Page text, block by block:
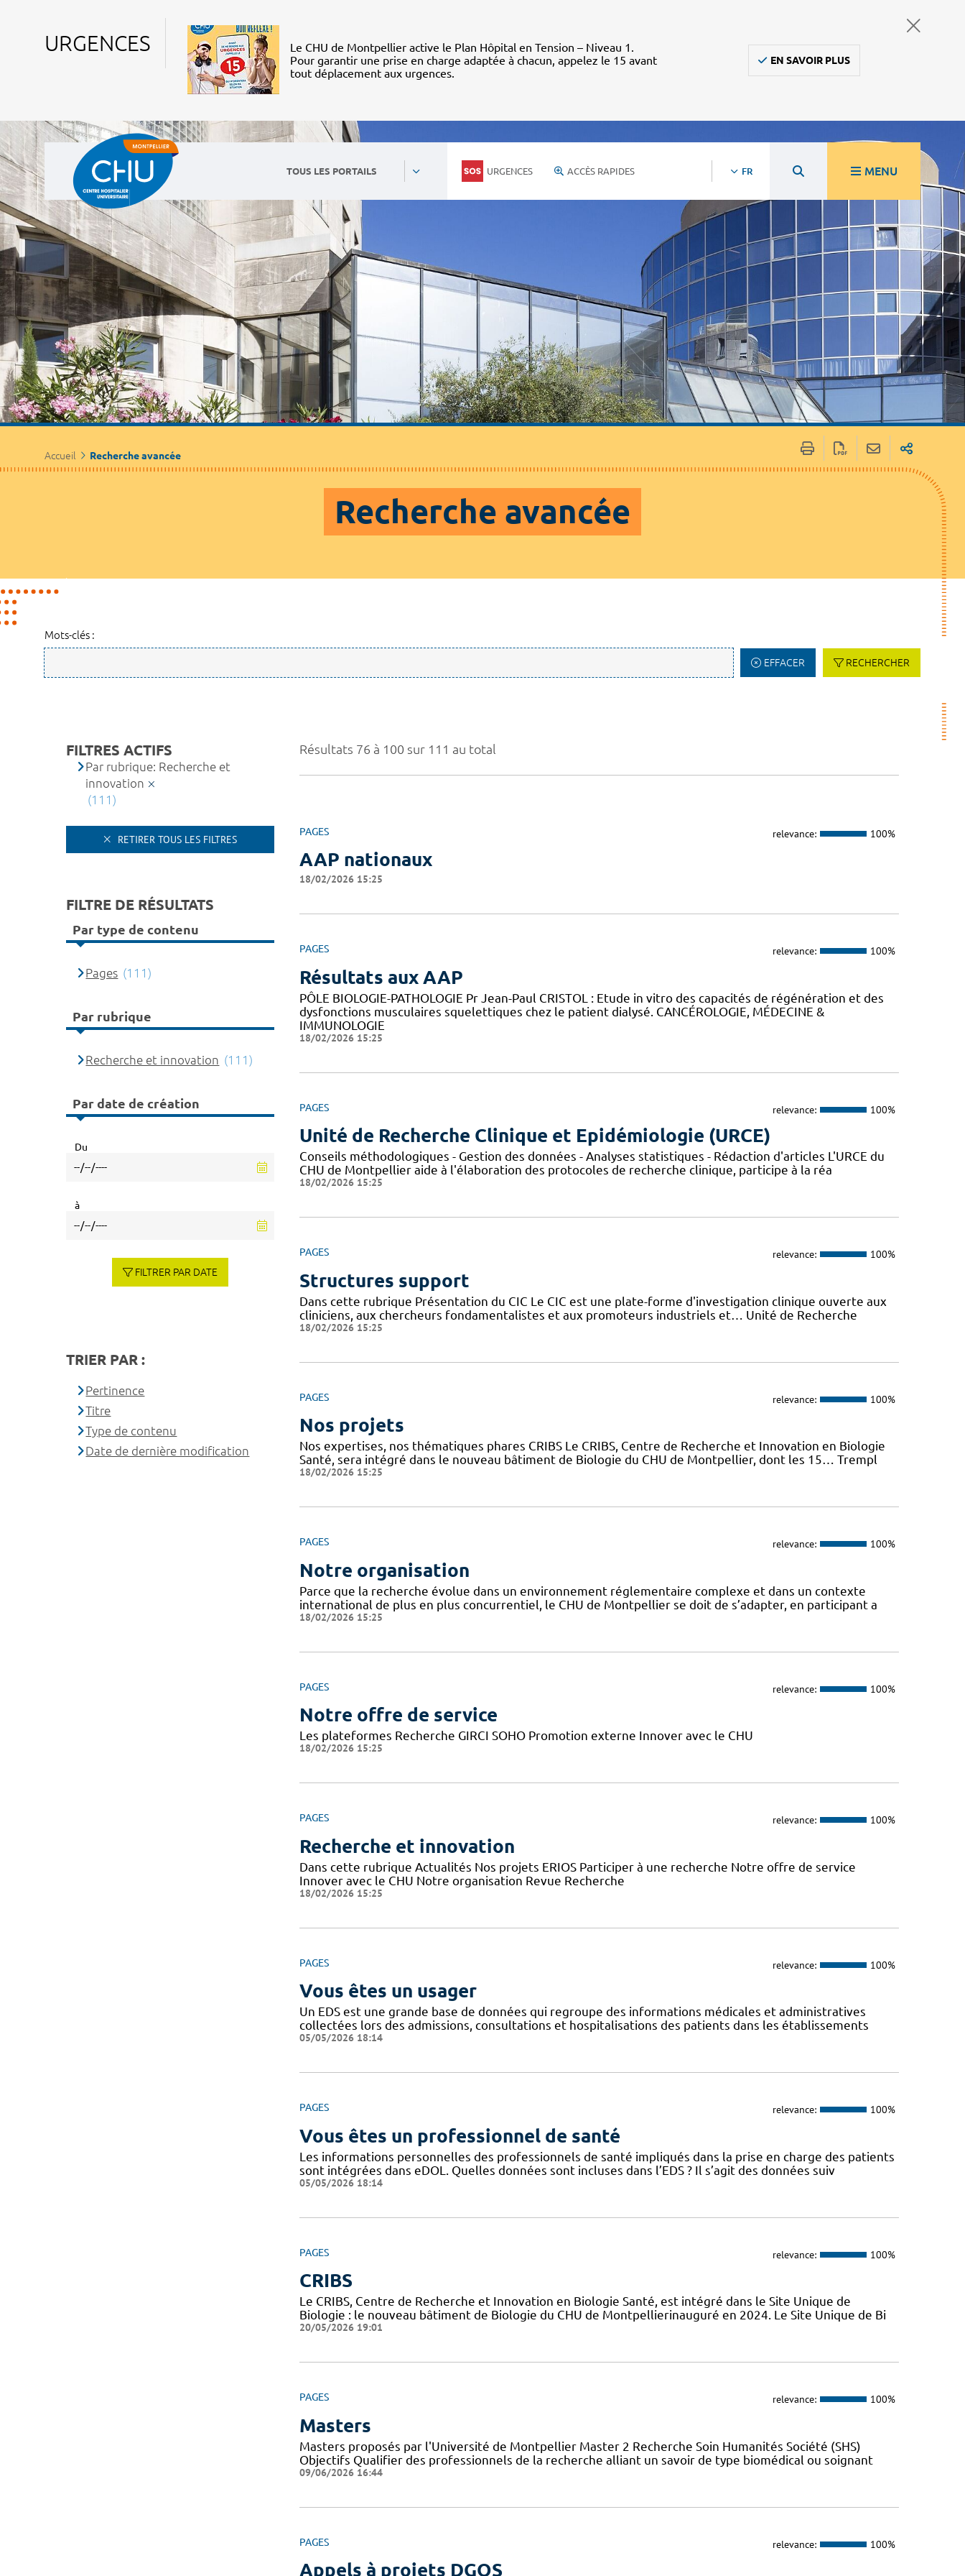
URGENCES
Le CHU de Montpellier active le Plan Hôpital en Tension – Niveau 1.
Pour garantir une prise en charge adaptée à chacun, appelez le 15 avant
tout déplacement aux urgences.
EN SAVOIR PLUS
TOUS LES PORTAILS URGENCES ACCÈS RAPIDES FR MENU
Accueil Recherche avancée
Recherche avancée
Mots-clés :
EFFACER RECHERCHER
Résultats 76 à 100 sur 111 au total
PAGES relevance: 100%
AAP nationaux
18/02/2026 15:25
PAGES relevance: 100%
Résultats aux AAP
PÔLE BIOLOGIE-PATHOLOGIE Pr Jean-Paul CRISTOL : Etude in vitro des capacités de régénération et des
dysfonctions musculaires squelettiques chez le patient dialysé. CANCÉROLOGIE, MÉDECINE &
IMMUNOLOGIE
18/02/2026 15:25
PAGES relevance: 100%
Unité de Recherche Clinique et Epidémiologie (URCE)
Conseils méthodologiques - Gestion des données - Analyses statistiques - Rédaction d'articles L'URCE du
CHU de Montpellier aide à l'élaboration des protocoles de recherche clinique, participe à la réa
18/02/2026 15:25
PAGES relevance: 100%
Structures support
Dans cette rubrique Présentation du CIC Le CIC est une plate-forme d'investigation clinique ouverte aux
cliniciens, aux chercheurs fondamentalistes et aux promoteurs industriels et… Unité de Recherche
18/02/2026 15:25
PAGES relevance: 100%
Nos projets
Nos expertises, nos thématiques phares CRIBS Le CRIBS, Centre de Recherche et Innovation en Biologie
Santé, sera intégré dans le nouveau bâtiment de Biologie du CHU de Montpellier, dont les 15… Trempl
18/02/2026 15:25
PAGES relevance: 100%
Notre organisation
Parce que la recherche évolue dans un environnement réglementaire complexe et dans un contexte
international de plus en plus concurrentiel, le CHU de Montpellier se doit de s’adapter, en participant a
18/02/2026 15:25
PAGES relevance: 100%
Notre offre de service
Les plateformes Recherche GIRCI SOHO Promotion externe Innover avec le CHU
18/02/2026 15:25
PAGES relevance: 100%
Recherche et innovation
Dans cette rubrique Actualités Nos projets ERIOS Participer à une recherche Notre offre de service
Innover avec le CHU Notre organisation Revue Recherche
18/02/2026 15:25
PAGES relevance: 100%
Vous êtes un usager
Un EDS est une grande base de données qui regroupe des informations médicales et administratives
collectées lors des admissions, consultations et hospitalisations des patients dans les établissements
05/05/2026 18:14
PAGES relevance: 100%
Vous êtes un professionnel de santé
Les informations personnelles des professionnels de santé impliqués dans la prise en charge des patients
sont intégrées dans eDOL. Quelles données sont incluses dans l’EDS ? Il s’agit des données suiv
05/05/2026 18:14
PAGES relevance: 100%
CRIBS
Le CRIBS, Centre de Recherche et Innovation en Biologie Santé, est intégré dans le Site Unique de
Biologie : le nouveau bâtiment de Biologie du CHU de Montpellierinauguré en 2024. Le Site Unique de Bi
20/05/2026 19:01
PAGES relevance: 100%
Masters
Masters proposés par l'Université de Montpellier Master 2 Recherche Soin Humanités Société (SHS)
Objectifs Qualifier des professionnels de la recherche alliant un savoir de type biomédical ou soignant
09/06/2026 16:44
PAGES relevance: 100%
Appels à projets DGOS
FILTRES ACTIFS
Par rubrique: Recherche et
innovation
(111)
RETIRER TOUS LES FILTRES
FILTRE DE RÉSULTATS
Par type de contenu
Pages (111)
Par rubrique
Recherche et innovation (111)
Par date de création
Du
à
FILTRER PAR DATE
TRIER PAR :
Pertinence
Titre
Type de contenu
Date de dernière modification